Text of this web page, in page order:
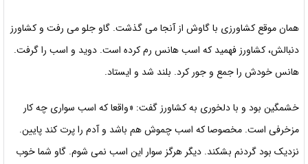
همان موقع کشاورزی با گاوش از آنجا می گذشت. گاو جلو می رفت و کشاورز
دنبالش، کشاورز فهمید که اسب هانس رم کرده است. دوید و اسب را گرفت.
هانس خودش را جمع و جور کرد. بلند شد و ایستاد.
خشمگین بود و با دلخوری به کشاورز گفت: «واقعا که اسب سواری چه کار
مزخرفی است. مخصوصا که اسب چموش هم باشد و آدم را پرت کند پایین.
نزدیک بود گردنم بشکند. دیگر هرگز سوار این اسب نمی شوم. گاو شما خوب